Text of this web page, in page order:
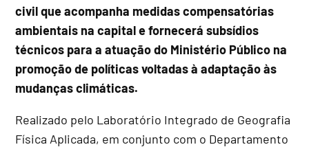
civil que acompanha medidas compensatórias
ambientais na capital e fornecerá subsídios
técnicos para a atuação do Ministério Público na
promoção de políticas voltadas à adaptação às
mudanças climáticas.
Realizado pelo Laboratório Integrado de Geografia
Física Aplicada, em conjunto com o Departamento